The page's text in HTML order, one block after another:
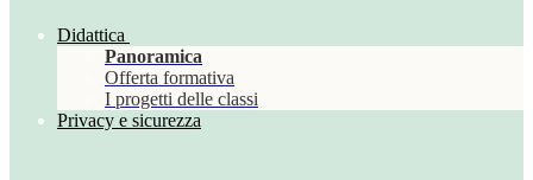
Didattica
Panoramica
Offerta formativa
I progetti delle classi
Privacy e sicurezza